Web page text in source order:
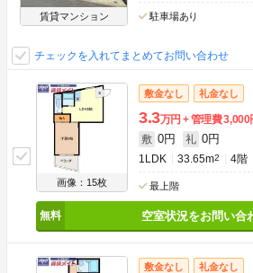
賃貸マンション 駐車場あり
チェックを入れてまとめてお問い合わせ
画像：15枚
敷金なし 礼金なし
3.3万円 管理費3,000
敷 0円 礼 0円
1LDK 33.65m2 4階
最上階
空室状況をお問い合
敷金なし 礼金なし